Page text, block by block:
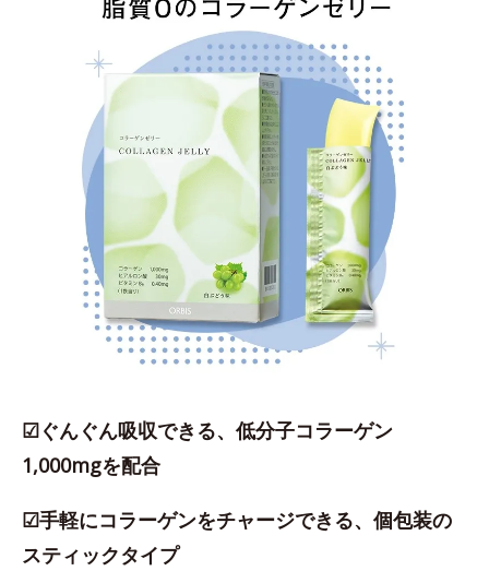
☑ぐんぐん吸収できる、低分子コラーゲン
1,000mgを配合
☑手軽にコラーゲンをチャージできる、個包装の
スティックタイプ